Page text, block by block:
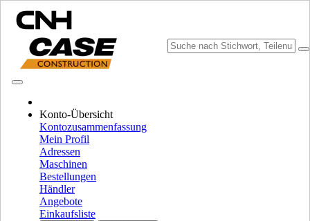
Konto-Übersicht
Kontozusammenfassung
Mein Profil
Adressen
Maschinen
Bestellungen
Händler
Angebote
Einkaufsliste
Marke wählen
Menü schließen
AUSSTATTUNG
AUSSTATTUNGALL AUSSTATTUNG
MOTOREN